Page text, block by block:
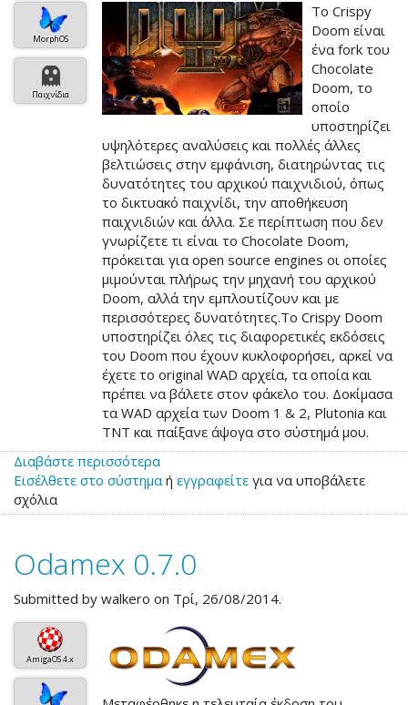
MorphOS
Παιχνίδια
Το Crispy
Doom είναι
ένα fork του
Chocolate
Doom, το
οποίο
υποστηρίζει
υψηλότερες αναλύσεις και πολλές άλλες
βελτιώσεις στην εμφάνιση, διατηρώντας τις
δυνατότητες του αρχικού παιχνιδιού, όπως
το δικτυακό παιχνίδι, την αποθήκευση
παιχνιδιών και άλλα. Σε περίπτωση που δεν
γνωρίζετε τι είναι το Chocolate Doom,
πρόκειται για open source engines οι οποίες
μιμούνται πλήρως την μηχανή του αρχικού
Doom, αλλά την εμπλουτίζουν και με
περισσότερες δυνατότητες.Το Crispy Doom
υποστηρίζει όλες τις διαφορετικές εκδόσεις
του Doom που έχουν κυκλοφορήσει, αρκεί να
έχετε το original WAD αρχεία, τα οποία και
πρέπει να βάλετε στον φάκελο του. Δοκίμασα
τα WAD αρχεία των Doom 1 & 2, Plutonia και
TNT και παίξανε άψογα στο σύστημά μου.
Διαβάστε περισσότεραγια
το
Doom
Εισέλθετε στο σύστημαή εγγραφείτε για να υποβάλετε
σχόλια
Odamex 0.7.0
Submitted by walkero on Τρί, 26/08/2014.
AmigaOS 4.x